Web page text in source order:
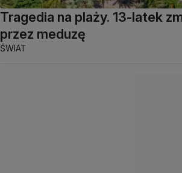
Tragedia na plaży. 13-latek
przez meduzę
ŚWIAT